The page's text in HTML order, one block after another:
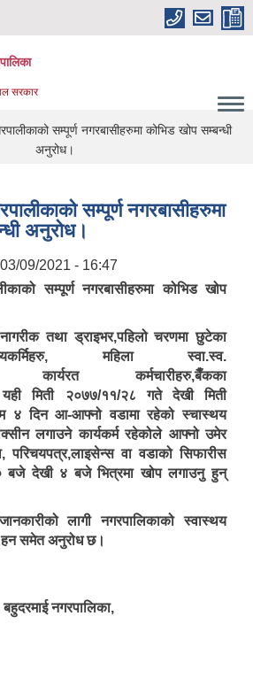
सरकार
सम्पूर्ण नगरबासीहरुमा कोभिड खोप सम्बन्धी
अनुरोध।
सम्पूर्ण नगरबासीहरुमा
अनुरोध।
09/2021 - 16:47
सम्पूर्ण नगरबासीहरुमा कोभिड खोप
तथा ड्राइभर,पहिलो चरणमा छुटेका
महिला स्वा.स्व.
कार्यरत कर्मचारीहरु,बैँकका
यही मिती २०७७/११/२८ गते देखी मिती
४ दिन आ-आफ्नो वडामा रहेको स्चास्थय
लगाउने कार्यकर्म रहेकोले आफ्नो उमेर
परिचयपत्र,लाइसेन्स वा वडाको सिफारीस
बजे देखी ४ बजे भित्रमा खोप लगाउनु हुन्
लागी नगरपालिकाको स्वास्थय
हन समेत अनुरोध छ।